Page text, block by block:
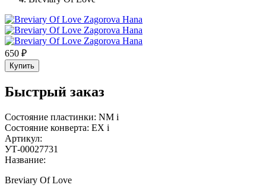
650 ₽
Купить
Быстрый заказ
Состояние пластинки: NM i
Состояние конверта: EX i
Артикул:
УТ-00027731
Название:
Breviary Of Love